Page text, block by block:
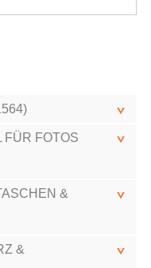
FÜR FOTOS
&
&